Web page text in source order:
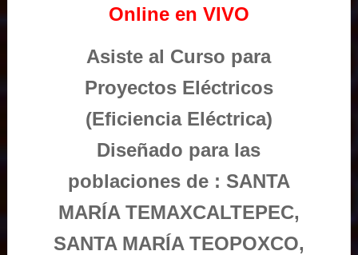
Online en VIVO
Asiste al Curso para
Proyectos Eléctricos
(Eficiencia Eléctrica)
Diseñado para las
poblaciones de : SANTA
MARÍA TEMAXCALTEPEC,
SANTA MARÍA TEOPOXCO,